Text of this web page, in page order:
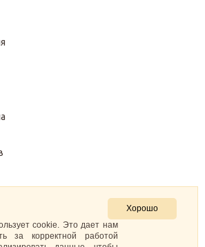
29
Хорошо
cookie. Это дает нам
за корректной работой